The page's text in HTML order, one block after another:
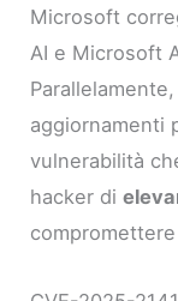
Microsoft
AI e Microsoft
Parallelamente,
aggiornamenti
vulnerabilità
hacker di